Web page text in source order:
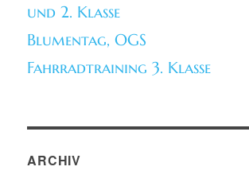
und 2. Klasse
Blumentag, OGS
Fahrradtraining 3. Klasse
ARCHIV